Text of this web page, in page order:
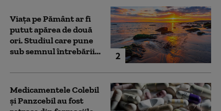
2
Viața pe Pământ ar fi
putut apărea de două
ori. Studiul care pune
sub semnul întrebării...
Medicamentele Colebil
și Panzcebil au fost